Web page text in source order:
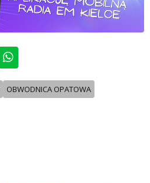
OBWODNICA OPATOWA